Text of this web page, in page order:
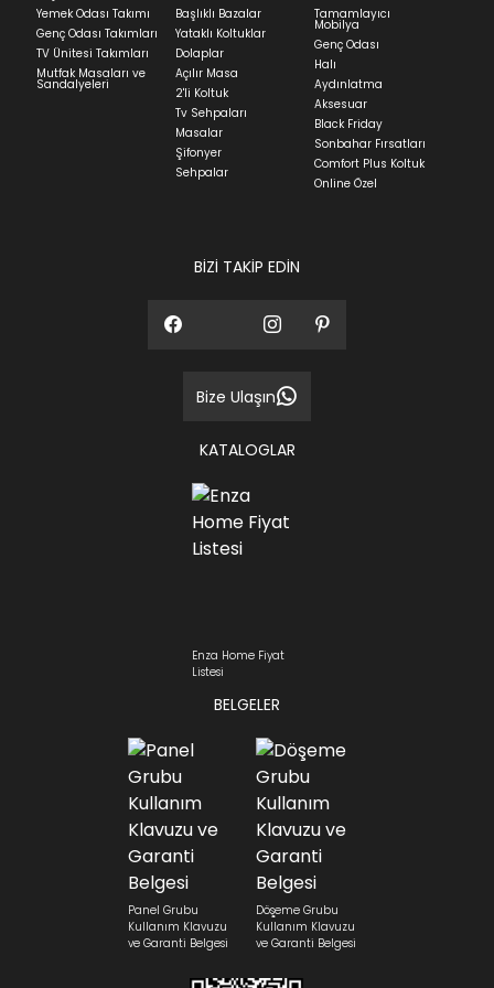
ve ürünün stok durumuna göre ortalama 5-24 iş
günüdür.
Panel ve Döşeme grubu ürün siparişlerinizin teslim
süresi yaşadığınız şehre ve ürünün stok durumuna
göre ortalama 30-45 iş günüdür.
Siparişlerim bölümünden sürecinizi takip edebilirsiniz.
Sıkça Sorulan Sorularbölümünü ziyaret
Yemek Odası Takımı
Genç Odası Takımları
TV Ünitesi Takımları
Mutfak Masaları ve
Sandalyeleri
Başlıklı Bazalar
Yataklı Koltuklar
Dolaplar
Açılır Masa
2'li Koltuk
Tv Sehpaları
Masalar
Şifonyer
Sehpalar
Tamamlayıcı
Mobilya
Genç Odası
Halı
Aydınlatma
Aksesuar
Black Friday
Sonbahar Fırsatları
Comfort Plus Koltuk
Online Özel
BİZİ TAKİP EDİN
Bize Ulaşın
KATALOGLAR
Enza Home Fiyat
Listesi
BELGELER
Panel Grubu
Kullanım Klavuzu
ve Garanti Belgesi
Döşeme Grubu
Kullanım Klavuzu
ve Garanti Belgesi